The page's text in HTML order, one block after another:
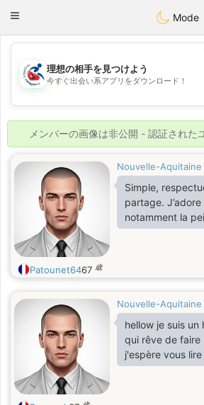
Handi Space
Toggle
Mode
💖
💕
理想の相手を見つけよう
今すぐ出会い系アプリをダウンロード！
メンバーの画像は非公開 - 認証された
Nouvelle-Aquitaine
Simple,
partage.
notamment la
Patounet6467 歳
Nouvelle-Aquitaine
hellow je suis
qui rêve de faire
j'espère vous